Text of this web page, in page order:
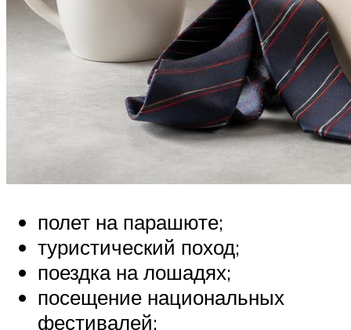
полет на парашюте;
туристический поход;
поездка на лошадях;
посещение национальных
фестивалей;